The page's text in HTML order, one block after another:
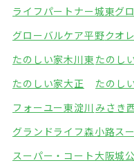
ライフパートナー城東グ
グローバルケア平野クオ
たのしい家木川東 たのし
たのしい家大正
たのし
フォーユー東淀川 みさき
グランドライフ森小路ス
スーパー・コート大阪城